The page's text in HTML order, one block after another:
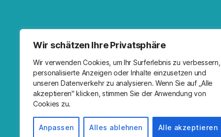
Wir schätzen Ihre Privatsphäre
Wir verwenden Cookies, um Ihr Surferlebnis zu verbessern,
personalisierte Anzeigen oder Inhalte einzusetzen und
unseren Datenverkehr zu analysieren. Wenn Sie auf „Alle
akzeptieren" klicken, stimmen Sie der Anwendung von
Cookies zu.
Anpassen Alles ablehnen Alle akzeptieren